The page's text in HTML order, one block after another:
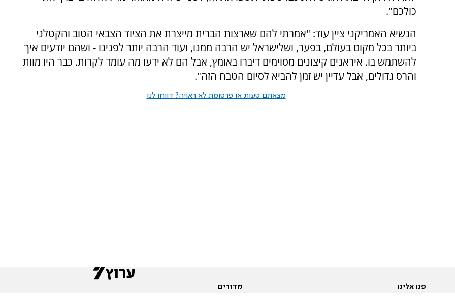
כולכם".
הנשיא האמריקני ציין עוד: "אמרתי להם שארצות הברית מייצרת את הציוד הצבאי הטוב והקטלני
ביותר בכל מקום בעולם, בפער, ושלישראל יש הרבה ממנו, ועוד הרבה יותר לפנינו - ושהם יודעים איך
להשתמש בו. איראנים קיצונים מסוימים דיברו באומץ, אבל הם לא ידעו מה עומד לקרות. כבר היו מוות
והרס גדולים, אבל עדיין יש זמן להביא לסיום הטבח הזה".
מצאתם טעות או פרסומת לא ראויה? דווחו לנו
פנו אלינו מדורים